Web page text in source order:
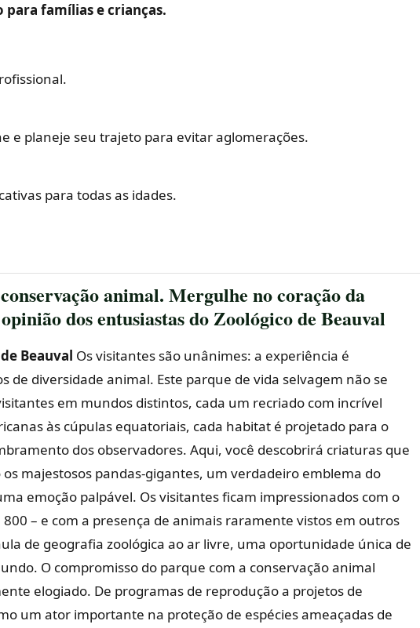
famílias e crianças.
e planeje seu trajeto para evitar aglomerações.
para todas as idades.
animal. Mergulhe no coração da
dos entusiastas do Zoológico de Beauval
Beauval Os visitantes são unânimes: a experiência é
diversidade animal. Este parque de vida selvagem não se
em mundos distintos, cada um recriado com incrível
às cúpulas equatoriais, cada habitat é projetado para o
dos observadores. Aqui, você descobrirá criaturas que
majestosos pandas-gigantes, um verdadeiro emblema do
emoção palpável. Os visitantes ficam impressionados com o
– e com a presença de animais raramente vistos em outros
de geografia zoológica ao ar livre, uma oportunidade única de
O compromisso do parque com a conservação animal
elogiado. De programas de reprodução a projetos de
um ator importante na proteção de espécies ameaçadas de